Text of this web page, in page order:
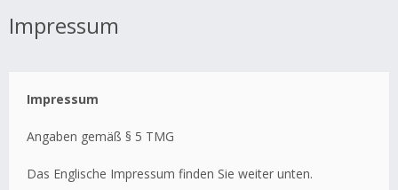
Impressum
Impressum
Angaben gemäß § 5 TMG
Das Englische Impressum finden Sie weiter unten.